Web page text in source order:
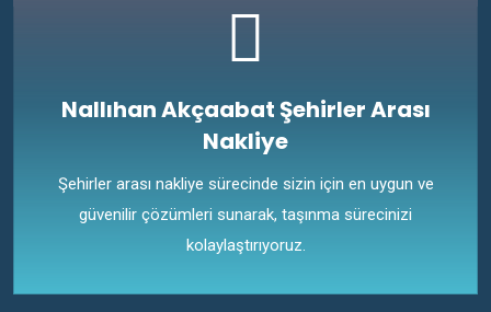
Nallıhan Akçaabat Şehirler Arası
Nakliye
Şehirler arası nakliye sürecinde sizin için en uygun ve
güvenilir çözümleri sunarak, taşınma sürecinizi
kolaylaştırıyoruz.